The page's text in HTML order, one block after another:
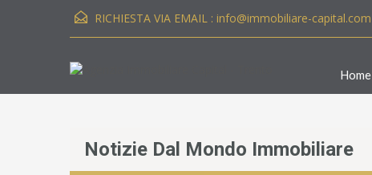
RICHIESTA VIA EMAIL : info@immobiliare-capital.com
Home
Notizie Dal Mondo Immobiliare